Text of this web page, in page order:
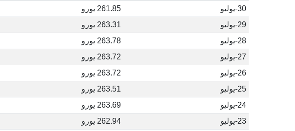
30-يوليو
261.85 يورو
29-يوليو
263.31 يورو
28-يوليو
263.78 يورو
27-يوليو
263.72 يورو
26-يوليو
263.72 يورو
25-يوليو
263.51 يورو
24-يوليو
263.69 يورو
23-يوليو
262.94 يورو